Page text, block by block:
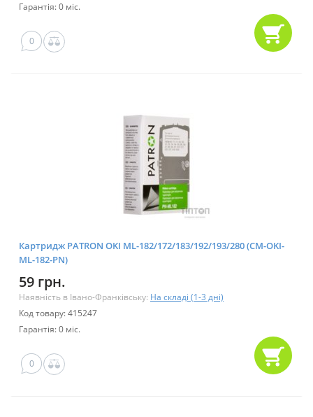
Гарантія: 0 міс.
0
Картридж PATRON OKI ML-182/172/183/192/193/280 (CM-OKI-
ML-182-PN)
59 грн.
Наявність в Івано-Франківську: На складі (1-3 дні)
Код товару: 415247
Гарантія: 0 міс.
0